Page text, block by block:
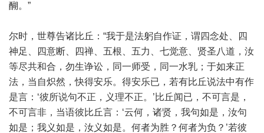
醐。”
尔时，世尊告诸比丘：“我于是法躬自作证，谓四念处、四
神足、四意断、四禅、五根、五力、七觉意、贤圣八道，汝
等尽共和合，勿生诤讼，同一师受，同一水乳；于如来正
法，当自炽然，快得安乐。得安乐已，若有比丘说法中有作
是言：‘彼所说句不正，义理不正。’比丘闻已，不可言是，
不可言非，当语彼比丘言：‘云何，诸贤，我句如是，汝句
如是；我义如是，汝义如是。何者为胜？何者为负？’若彼